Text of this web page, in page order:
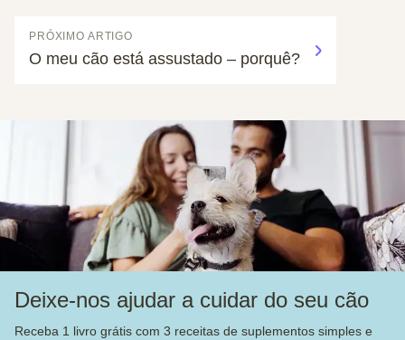
PRÓXIMO ARTIGO
O meu cão está assustado – porquê?
Deixe-nos ajudar a cuidar do seu cão
Receba 1 livro grátis com 3 receitas de suplementos simples e